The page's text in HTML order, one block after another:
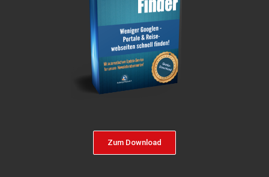
Zum Download